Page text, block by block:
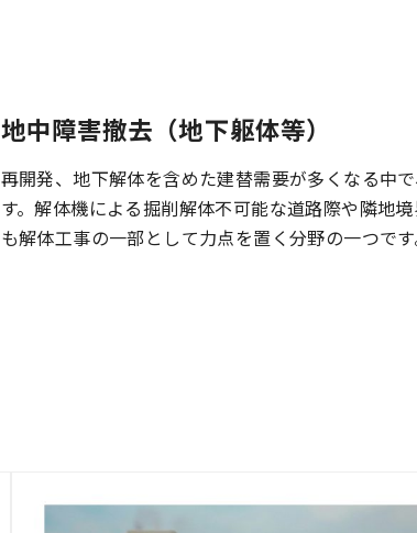
地中障害撤去（地下躯体等）
再開発、地下解体を含めた建替需要が多くなる中
す。解体機による掘削解体不可能な道路際や隣地
も解体工事の一部として力点を置く分野の一つです